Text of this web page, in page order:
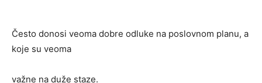
Često donosi veoma dobre odluke na poslovnom planu, a
koje su veoma
važne na duže staze.